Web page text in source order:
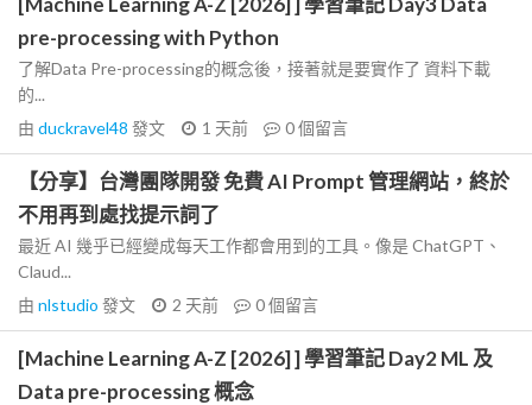
pre-processing with Python
了解Data Pre-processing的概念後，接著就是要實作了 資料下載
的...
由 duckravel48 發文 1 天前 0個留言
【分享】台灣團隊開發 免費 AI Prompt 管理網站，終於
不用再到處找提示詞了
最近 AI 幾乎已經變成每天工作都會用到的工具。像是 ChatGPT、
Claud...
由 nlstudio 發文 2 天前 0個留言
[Machine Learning A-Z [2026] ] 學習筆記 Day2 ML 及
Data pre-processing 概念